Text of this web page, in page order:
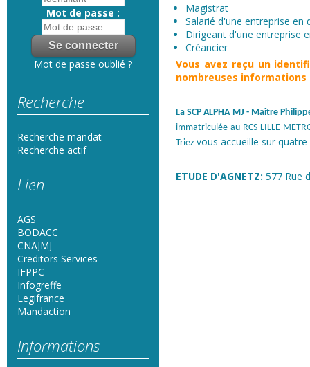
Mot de passe :
Mot de passe oublié ?
Recherche
Recherche mandat
Recherche actif
Lien
AGS
BODACC
CNAJMJ
Creditors Services
IFPPC
Infogreffe
Legifrance
Mandaction
Informations
Magistrat
Salarié d'une entreprise en
Dirigeant d'une entreprise
Créancier
Vous avez reçu un
nombreuses
La SCP ALPHA MJ - Maître
immatriculée au RCS LILLE
Triez vous accueille sur quatre
ETUDE D'AGNETZ: 577 Rue